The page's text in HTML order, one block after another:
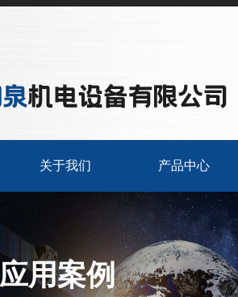
关于我们 产品中心
应用案例